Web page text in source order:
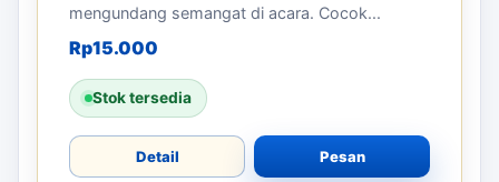
mengundang semangat di acara. Cocok...
Rp15.000
Stok tersedia
Detail Pesan